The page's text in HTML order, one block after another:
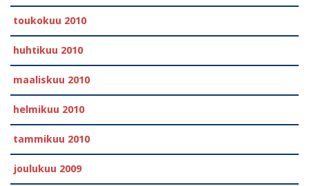
toukokuu 2010
huhtikuu 2010
maaliskuu 2010
helmikuu 2010
tammikuu 2010
joulukuu 2009